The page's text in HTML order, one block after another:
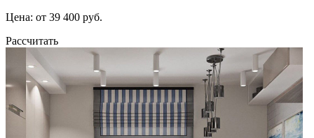
Цена: от 39 400 руб.
Рассчитать